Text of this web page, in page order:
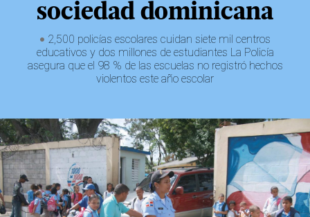
sociedad dominicana
2,500 policías escolares cuidan siete mil centros
educativos y dos millones de estudiantes La Policía
asegura que el 98 % de las escuelas no registró hechos
violentos este año escolar